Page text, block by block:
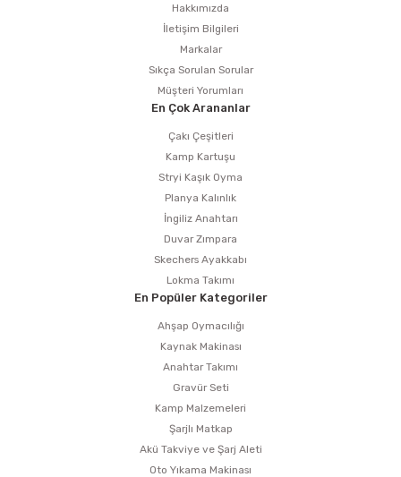
Hakkımızda
İletişim Bilgileri
Markalar
Sıkça Sorulan Sorular
Müşteri Yorumları
En Çok Arananlar
Çakı Çeşitleri
Kamp Kartuşu
Stryi Kaşık Oyma
Planya Kalınlık
İngiliz Anahtarı
Duvar Zımpara
Skechers Ayakkabı
Lokma Takımı
En Popüler Kategoriler
Ahşap Oymacılığı
Kaynak Makinası
Anahtar Takımı
Gravür Seti
Kamp Malzemeleri
Şarjlı Matkap
Akü Takviye ve Şarj Aleti
Oto Yıkama Makinası